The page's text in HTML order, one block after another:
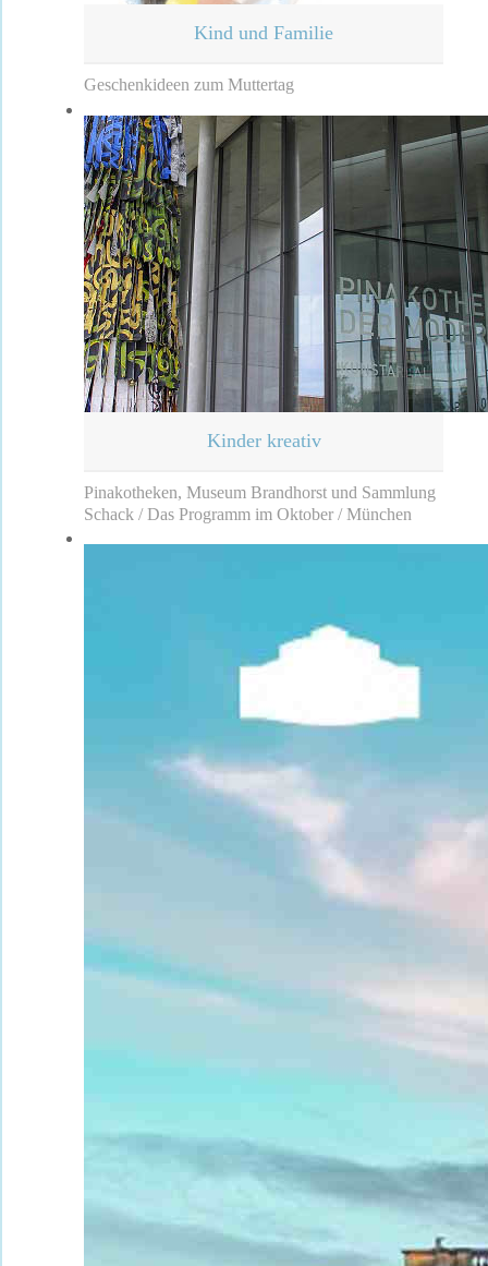
Kind und Familie
Geschenkideen zum Muttertag
Kinder kreativ
Pinakotheken, Museum Brandhorst und Sammlung
Schack / Das Programm im Oktober / München